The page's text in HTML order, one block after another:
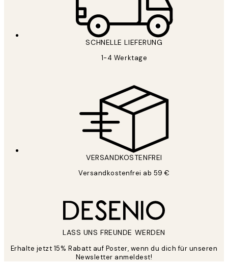
SCHNELLE LIEFERUNG
1-4 Werktage
VERSANDKOSTENFREI
Versandkostenfrei ab 59 €
LASS UNS FREUNDE WERDEN
Erhalte jetzt 15% Rabatt auf Poster, wenn du dich für unseren
Newsletter anmeldest!